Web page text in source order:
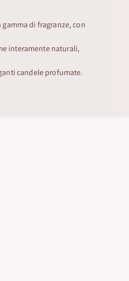
di fragranze, con
interamente naturali,
candele profumate.